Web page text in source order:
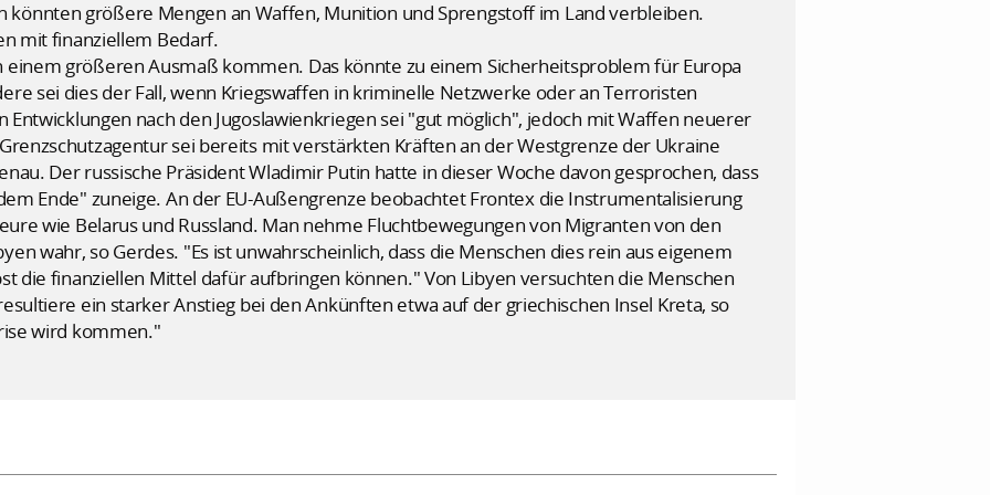
könnten größere Mengen an Waffen, Munition und Sprengstoff im Land verbleiben.
mit finanziellem Bedarf.
einem größeren Ausmaß kommen. Das könnte zu einem Sicherheitsproblem für Europa
sei dies der Fall, wenn Kriegswaffen in kriminelle Netzwerke oder an Terroristen
Entwicklungen nach den Jugoslawienkriegen sei "gut möglich", jedoch mit Waffen neuerer
sei bereits mit verstärkten Kräften an der Westgrenze der Ukraine
Der russische Präsident Wladimir Putin hatte in dieser Woche davon gesprochen, dass
Ende" zuneige. An der EU-Außengrenze beobachtet Frontex die Instrumentalisierung
wie Belarus und Russland. Man nehme Fluchtbewegungen von Migranten von den
wahr, so Gerdes. "Es ist unwahrscheinlich, dass die Menschen dies rein aus eigenem
die finanziellen Mittel dafür aufbringen können." Von Libyen versuchten die Menschen
ein starker Anstieg bei den Ankünften etwa auf der griechischen Insel Kreta, so
wird kommen."